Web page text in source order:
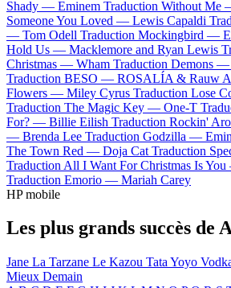
Shady — Eminem Traduction Without Me
Someone You Loved — Lewis Capaldi
— Tom Odell Traduction Mockingbird —
Hold Us — Macklemore and Ryan Lewis
Christmas — Wham Traduction Demons —
Traduction BESO — ROSALÍA & Rauw
Flowers — Miley Cyrus Traduction Lose
Traduction The Magic Key — One-T
For? — Billie Eilish Traduction Rockin'
— Brenda Lee Traduction Godzilla —
The Town Red — Doja Cat Traduction
Traduction All I Want For Christmas Is
Traduction Emorio — Mariah Carey
HP mobile
Les plus grands succès de
Jane La Tarzane Le Kazou Tata Yoyo
Mieux Demain